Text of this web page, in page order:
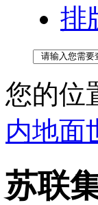
排
您的位
内地面
苏联